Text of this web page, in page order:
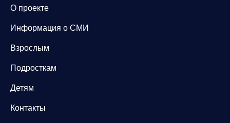
О проекте
Информация о СМИ
Взрослым
Подросткам
Детям
Контакты